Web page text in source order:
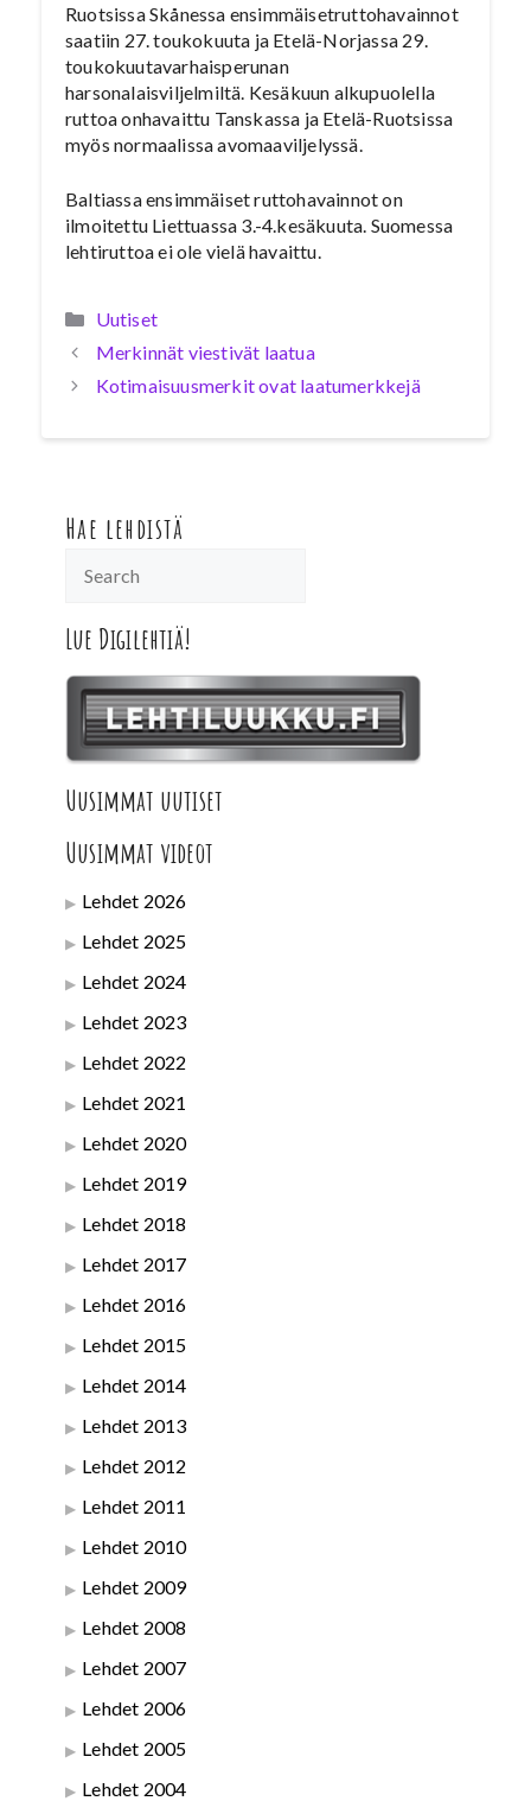
Ruotsissa Skånessa ensimmäisetruttohavainnot
saatiin 27. toukokuuta ja Etelä-Norjassa 29.
toukokuutavarhaisperunan
harsonalaisviljelmiltä. Kesäkuun alkupuolella
ruttoa onhavaittu Tanskassa ja Etelä-Ruotsissa
myös normaalissa avomaaviljelyssä.
Baltiassa ensimmäiset ruttohavainnot on
ilmoitettu Liettuassa 3.-4.kesäkuuta. Suomessa
lehtiruttoa ei ole vielä havaittu.
Kategoriat
Uutiset
Merkinnät viestivät laatua
Kotimaisuusmerkit ovat laatumerkkejä
Hae lehdistä
Lue Digilehtiä!
Uusimmat uutiset
Uusimmat videot
Lehdet 2026
Lehdet 2025
Lehdet 2024
Lehdet 2023
Lehdet 2022
Lehdet 2021
Lehdet 2020
Lehdet 2019
Lehdet 2018
Lehdet 2017
Lehdet 2016
Lehdet 2015
Lehdet 2014
Lehdet 2013
Lehdet 2012
Lehdet 2011
Lehdet 2010
Lehdet 2009
Lehdet 2008
Lehdet 2007
Lehdet 2006
Lehdet 2005
Lehdet 2004